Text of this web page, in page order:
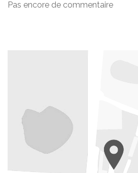
Pas encore de commentaire